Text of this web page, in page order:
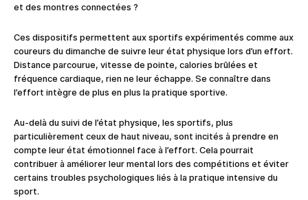
et des montres connectées ?
Ces dispositifs permettent aux sportifs expérimentés comme aux
coureurs du dimanche de suivre leur état physique lors d’un effort.
Distance parcourue, vitesse de pointe, calories brûlées et
fréquence cardiaque, rien ne leur échappe. Se connaître dans
l’effort intègre de plus en plus la pratique sportive.
Au-delà du suivi de l’état physique, les sportifs, plus
particulièrement ceux de haut niveau, sont incités à prendre en
compte leur état émotionnel face à l’effort. Cela pourrait
contribuer à améliorer leur mental lors des compétitions et éviter
certains troubles psychologiques liés à la pratique intensive du
sport.